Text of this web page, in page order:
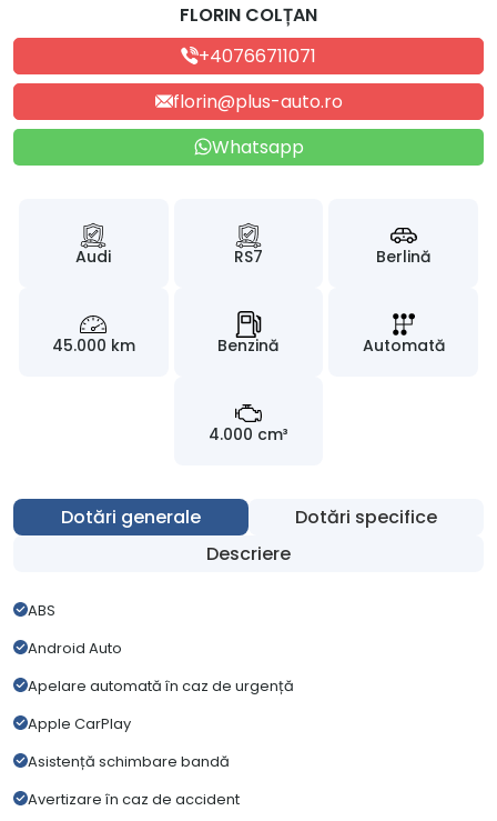
FLORIN COLȚAN
+40766711071
florin@plus-auto.ro
Whatsapp
Audi RS7 Berlină
45.000 km Benzină Automată
4.000 cm³
Dotări generale
Dotări specifice
Descriere
ABS
Android Auto
Apelare automată în caz de urgență
Apple CarPlay
Asistență schimbare bandă
Avertizare în caz de accident